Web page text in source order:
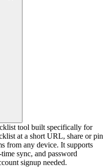
tool built specifically for
at a short URL, share or pin
from any device. It supports
sync, and password
signup needed.